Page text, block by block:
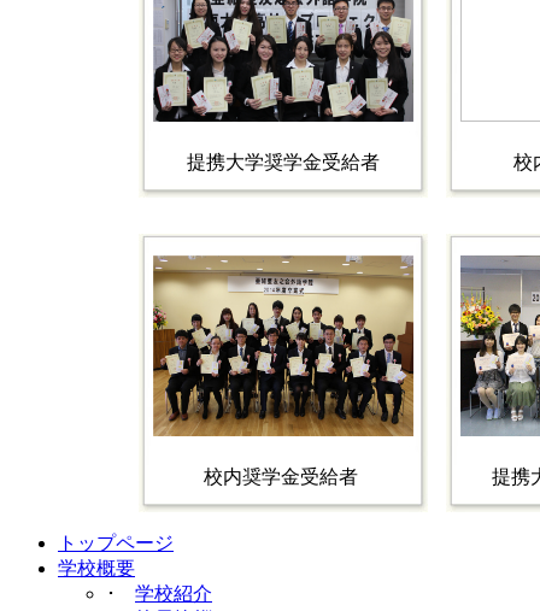
提携大学奨学金受給者 校
校内奨学金受給者 提携
トップページ
学校概要
･ 学校紹介